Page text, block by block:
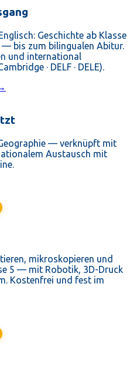
Geschichte ab Klasse
— bis zum bilingualen Abitur.
und international
· DELF · DELE).
— verknüpft mit
Austausch mit
mikroskopieren und
5 — mit Robotik, 3D-Druck
Kostenfrei und fest im